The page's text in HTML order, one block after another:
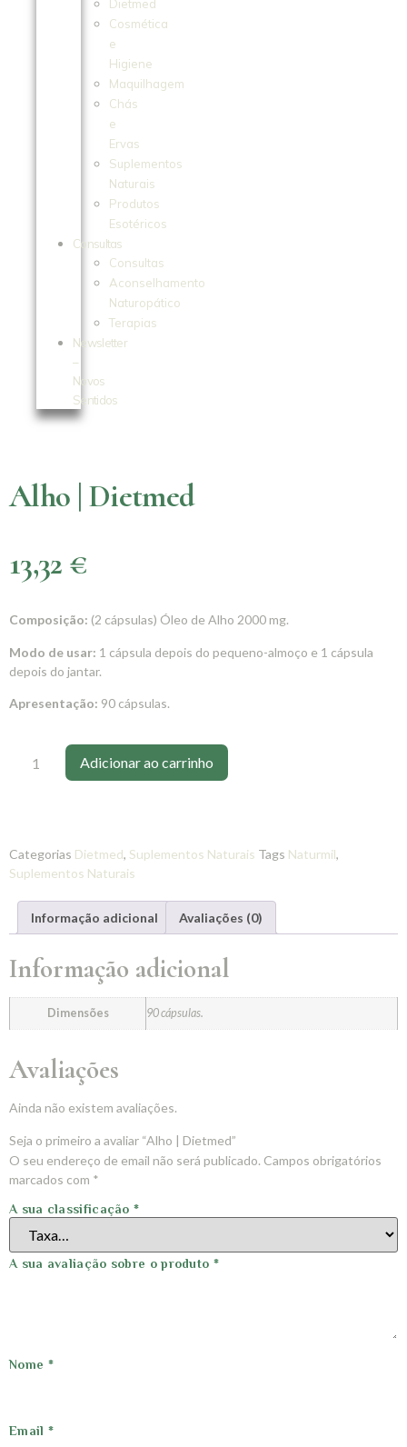
Dietmed
Cosmética
e
Higiene
Maquilhagem
Chás
e
Ervas
Suplementos
Naturais
Produtos
Esotéricos
Consultas
Consultas
Aconselhamento
Naturopático
Terapias
Newsletter
–
Novos
Sentidos
Alho | Dietmed
13,32 €
Composição: (2 cápsulas) Óleo de Alho 2000 mg.
Modo de usar: 1 cápsula depois do pequeno-almoço e 1 cápsula
depois do jantar.
Apresentação: 90 cápsulas.
Adicionar ao carrinho
Categorias Dietmed, Suplementos Naturais Tags Naturmil,
Suplementos Naturais
Informação adicional Avaliações (0)
Informação adicional
Dimensões 90 cápsulas.
Avaliações
Ainda não existem avaliações.
Seja o primeiro a avaliar “Alho | Dietmed”
O seu endereço de email não será publicado. Campos obrigatórios
marcados com *
A sua classificação*
A sua avaliação sobre o produto *
Nome *
Email *